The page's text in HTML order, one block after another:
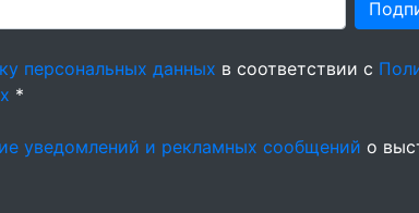
персональных данных в соответствии с
*
уведомлений и рекламных сообщений о